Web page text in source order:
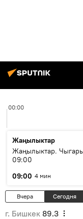
00:00
Жаңылыктар
Жаңылыктар.
09:00
09:00 4 мин
Вчера Сегодня
г. Бишкек 89.3